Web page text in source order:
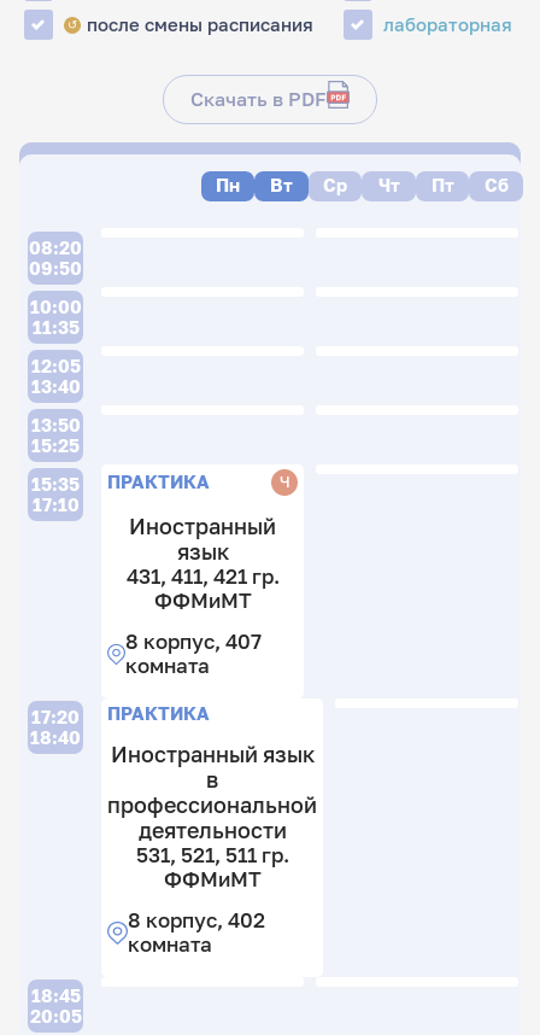
↺ после смены расписания
лабораторная
Скачать в PDF
Пн Вт Ср Чт Пт Сб
08:20
09:50
10:00
11:35
12:05
13:40
13:50
15:25
15:35
17:10
ПРАКТИКА Ч
Иностранный
язык
431, 411, 421 гр.
ФФМиМТ
8 корпус, 407
комната
17:20
18:40
ПРАКТИКА
Иностранный язык
в
профессиональной
деятельности
531, 521, 511 гр.
ФФМиМТ
8 корпус, 402
комната
18:45
20:05